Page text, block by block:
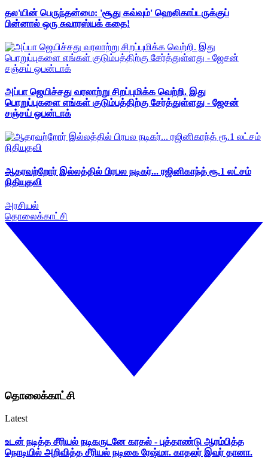
தல'யின் பெருந்தன்மை: 'சூது கவ்வும்' ஹெலிகாப்டருக்குப்
பின்னால் ஒரு சுவாரஸ்யக் கதை!
அப்பா ஜெயிச்சது வரலாற்று சிறப்புமிக்க வெற்றி. இது
பொறுப்புகளை எங்கள் குடும்பத்திற்கு சேர்த்துள்ளது - ஜேசன்
சஞ்சய் ஒபன்டாக்
ஆதரவற்றோர் இல்லத்தில் பிரபல நடிகர்... ரஜினிகாந்த் ரூ.1 லட்சம்
நிதியுதவி
அரசியல்
தொலைக்காட்சி
தொலைக்காட்சி
Latest
உடன் நடித்த சீரியல் நடிகருடனே காதல் - புத்தாண்டு ஆரம்பித்த
நொடியில் அறிவித்த சீரியல் நடிகை ரேஷ்மா. காதலர் இவர் தானா.